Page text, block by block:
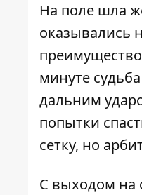
На поле шла
оказывались
минуте
дальним
попытки
сетку, но
С выходом на